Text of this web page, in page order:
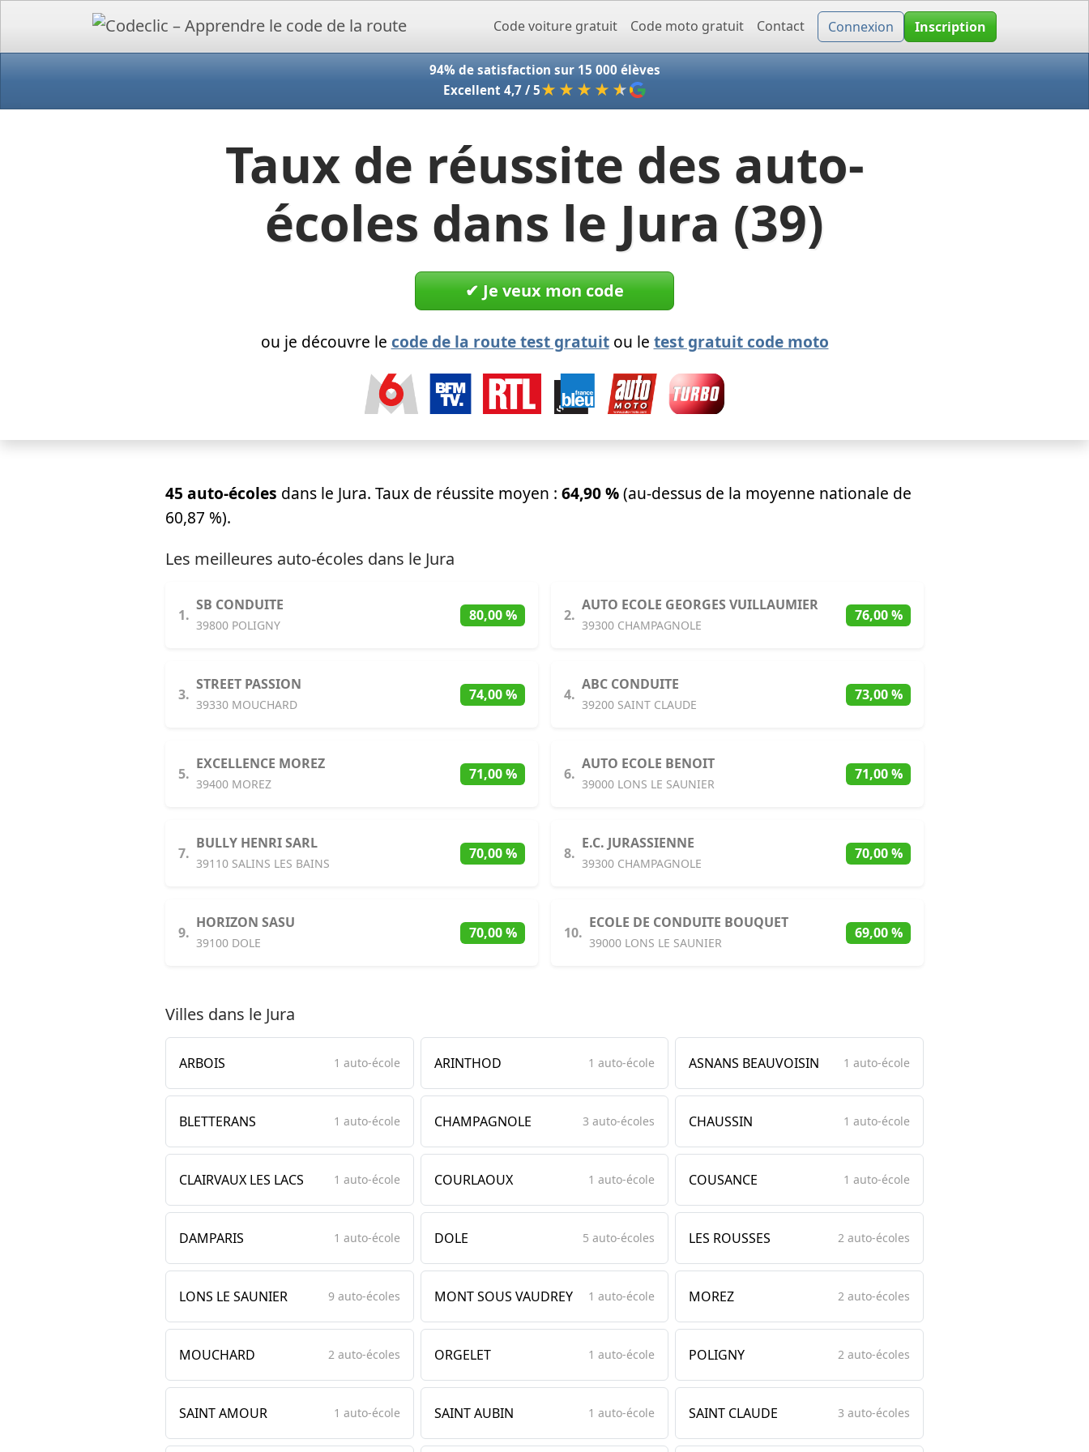
Accueil - CodeclicCode voiture gratuit Code moto gratuit Contact Connexion Inscription
94% de satisfaction sur 15 000 élèves
Excellent 4,7 / 5★★★★ ★
Taux de réussite des auto-
écoles dans le Jura (39)
✔︎ Je veux mon code
ou je découvre le code de la route test gratuitou le test gratuit code moto
45 auto-écoles dans le Jura. Taux de réussite moyen : 64,90 %(au-dessus de la moyenne nationale de
60,87 %).
Les meilleures auto-écoles dans le Jura
1.
SB CONDUITE
39800 POLIGNY
80,00 % 2.
AUTO ECOLE GEORGES VUILLAUMIER
39300 CHAMPAGNOLE
76,00 %
3.
STREET PASSION
39330 MOUCHARD
74,00 % 4.
ABC CONDUITE
39200 SAINT CLAUDE
73,00 %
5.
EXCELLENCE MOREZ
39400 MOREZ
71,00 % 6.
AUTO ECOLE BENOIT
39000 LONS LE SAUNIER
71,00 %
7.
BULLY HENRI SARL
39110 SALINS LES BAINS
70,00 % 8.
E.C. JURASSIENNE
39300 CHAMPAGNOLE
70,00 %
9.
HORIZON SASU
39100 DOLE
70,00 % 10.
ECOLE DE CONDUITE BOUQUET
39000 LONS LE SAUNIER
69,00 %
Villes dans le Jura
ARBOIS 1 auto-école ARINTHOD 1 auto-école ASNANS BEAUVOISIN 1 auto-école
BLETTERANS 1 auto-école CHAMPAGNOLE 3 auto-écoles CHAUSSIN 1 auto-école
CLAIRVAUX LES LACS 1 auto-école COURLAOUX 1 auto-école COUSANCE 1 auto-école
DAMPARIS 1 auto-école DOLE 5 auto-écoles LES ROUSSES 2 auto-écoles
LONS LE SAUNIER 9 auto-écoles MONT SOUS VAUDREY 1 auto-école MOREZ 2 auto-écoles
MOUCHARD 2 auto-écoles ORGELET 1 auto-école POLIGNY 2 auto-écoles
SAINT AMOUR 1 auto-école SAINT AUBIN 1 auto-école SAINT CLAUDE 3 auto-écoles